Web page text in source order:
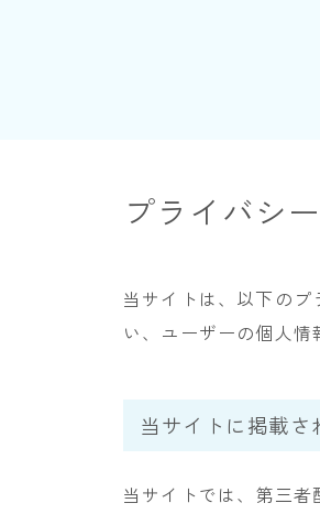
プライバシ
当サイトは、以下の
い、ユーザーの個人情
当サイトに掲載さ
当サイトでは、第三